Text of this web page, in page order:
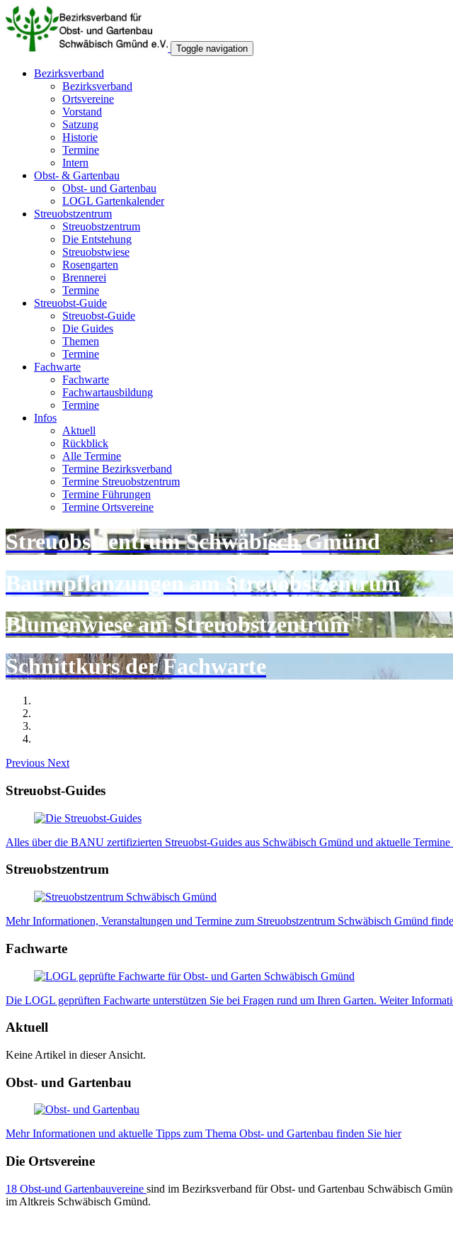
Toggle navigation
Bezirksverband
Bezirksverband
Ortsvereine
Vorstand
Satzung
Historie
Termine
Intern
Obst- & Gartenbau
Obst- und Gartenbau
LOGL Gartenkalender
Streuobstzentrum
Streuobstzentrum
Die Entstehung
Streuobstwiese
Rosengarten
Brennerei
Termine
Streuobst-Guide
Streuobst-Guide
Die Guides
Themen
Termine
Fachwarte
Fachwarte
Fachwartausbildung
Termine
Infos
Aktuell
Rückblick
Alle Termine
Termine Bezirksverband
Termine Streuobstzentrum
Termine Führungen
Termine Ortsvereine
Streuobstzentrum Schwäbisch Gmünd
Baumpflanzungen am Streuobstzentrum
Blumenwiese am Streuobstzentrum
Schnittkurs der Fachwarte
Previous Next
Streuobst-Guides
Alles über die BANU zertifizierten Streuobst-Guides aus Schwäbisch Gmünd und aktuelle
Streuobstzentrum
Mehr Informationen, Veranstaltungen und Termine zum Streuobstzentrum Schwäbisch Gmünd
Fachwarte
Die LOGL geprüften Fachwarte unterstützen Sie bei Fragen rund um Ihren Garten. Weiter
Aktuell
Keine Artikel in dieser Ansicht.
Obst- und Gartenbau
Mehr Informationen und aktuelle Tipps zum Thema Obst- und Gartenbau finden Sie hier
Die Ortsvereine
18 Obst-und Gartenbauvereine sind im Bezirksverband für Obst- und Gartenbau Schwäbisch
im Altkreis Schwäbisch Gmünd.